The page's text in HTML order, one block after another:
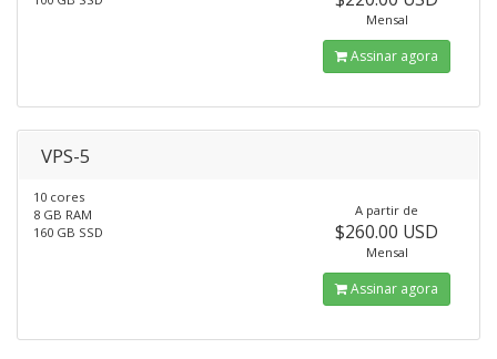
Mensal
Assinar agora
VPS-5
10 cores
8 GB RAM
160 GB SSD
A partir de
$260.00 USD
Mensal
Assinar agora